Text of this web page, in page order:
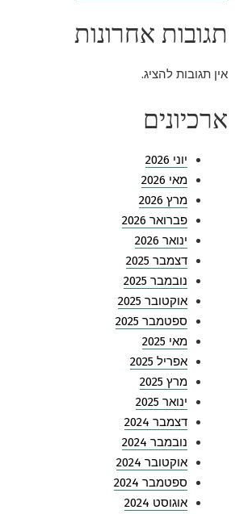
תגובות אחרונות
אין תגובות להציג.
ארכיונים
יוני 2026
מאי 2026
מרץ 2026
פברואר 2026
ינואר 2026
דצמבר 2025
נובמבר 2025
אוקטובר 2025
ספטמבר 2025
מאי 2025
אפריל 2025
מרץ 2025
ינואר 2025
דצמבר 2024
נובמבר 2024
אוקטובר 2024
ספטמבר 2024
אוגוסט 2024